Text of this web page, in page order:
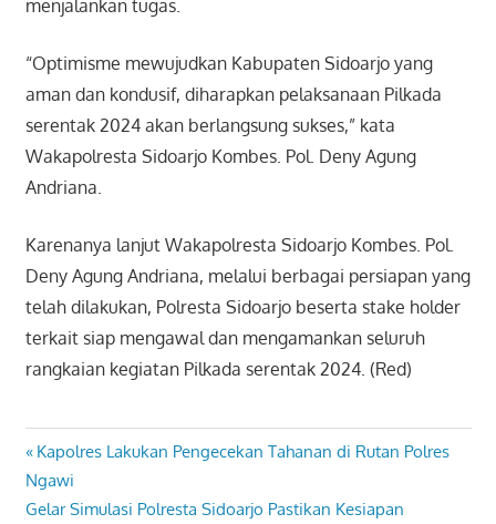
menjalankan tugas.
“Optimisme mewujudkan Kabupaten Sidoarjo yang
aman dan kondusif, diharapkan pelaksanaan Pilkada
serentak 2024 akan berlangsung sukses,” kata
Wakapolresta Sidoarjo Kombes. Pol. Deny Agung
Andriana.
Karenanya lanjut Wakapolresta Sidoarjo Kombes. Pol.
Deny Agung Andriana, melalui berbagai persiapan yang
telah dilakukan, Polresta Sidoarjo beserta stake holder
terkait siap mengawal dan mengamankan seluruh
rangkaian kegiatan Pilkada serentak 2024. (Red)
Navigasi
pos
Previous
Post:
Kapolres Lakukan Pengecekan Tahanan di Rutan Polres
Ngawi
Next
Gelar Simulasi Polresta Sidoarjo Pastikan Kesiapan